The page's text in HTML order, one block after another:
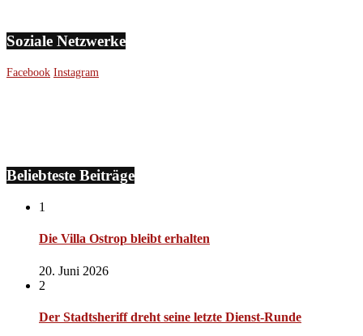
Soziale Netzwerke
Facebook Instagram
Beliebteste Beiträge
1
Die Villa Ostrop bleibt erhalten
20. Juni 2026
2
Der Stadtsheriff dreht seine letzte Dienst-Runde